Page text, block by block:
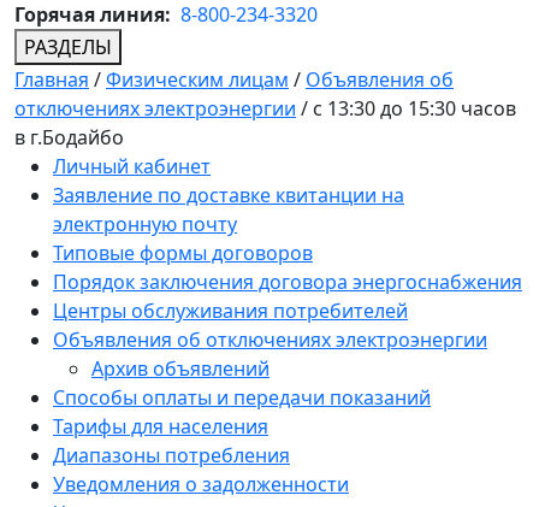
Горячая линия: 8-800-234-3320
РАЗДЕЛЫ
Главная /Физическим лицам / Объявления об
отключениях электроэнергии / с 13:30 до 15:30 часов
в г.Бодайбо
Личный кабинет
Заявление по доставке квитанции на
электронную почту
Типовые формы договоров
Порядок заключения договора энергоснабжения
Центры обслуживания потребителей
Объявления об отключениях электроэнергии
Архив объявлений
Способы оплаты и передачи показаний
Тарифы для населения
Диапазоны потребления
Уведомления о задолженности